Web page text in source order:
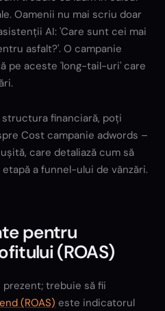
Oamenii nu mai scriu doar
AI: 'Care sunt cei mai
asfalt?'. O campanie
pe aceste 'long-tail-uri' care
financiară, poți
Cost campanie adwords –
care detaliază cum să
a funnel-ului de vânzări.
pentru
(ROAS)
trebuie să fii
(ROAS) este indicatorul